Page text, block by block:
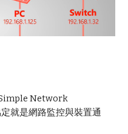
Network
就是網路監控與裝置通